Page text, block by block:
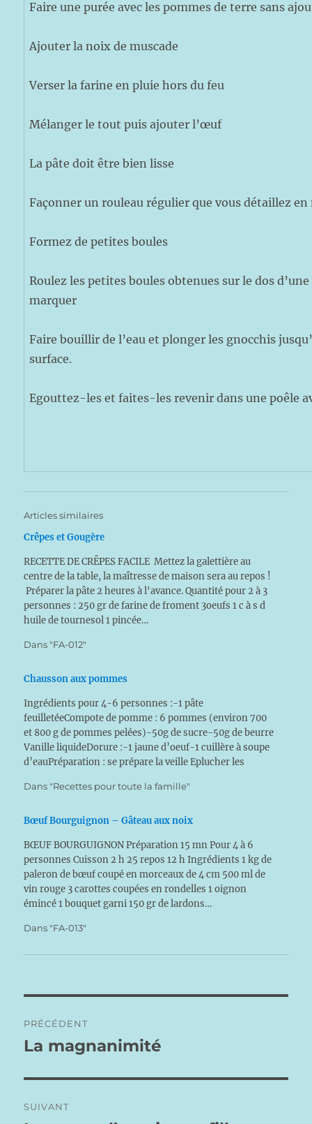
Faire une purée avec les pommes de terre sans
Ajouter la noix de muscade
Verser la farine en pluie hors du feu
Mélanger le tout puis ajouter l’œuf
La pâte doit être bien lisse
Façonner un rouleau régulier que vous détaillez
Formez de petites boules
Roulez les petites boules obtenues sur le dos
marquer
Faire bouillir de l’eau et plonger les gnocchis
surface.
Egouttez-les et faites-les revenir dans une poêle
Articles similaires
Crêpes et Gougère
RECETTE DE CRÊPES FACILE Mettez la galettière au
centre de la table, la maîtresse de maison sera au repos !
Préparer la pâte 2 heures à l'avance. Quantité pour 2 à 3
personnes : 250 gr de farine de froment 3oeufs 1 c à s d
huile de tournesol 1 pincée…
Dans "FA-012"
Chausson aux pommes
Ingrédients pour 4-6 personnes :-1 pâte
feuilletéeCompote de pomme : 6 pommes (environ 700
et 800 g de pommes pelées)-50g de sucre-50g de beurre
Vanille liquideDorure :-1 jaune d’oeuf-1 cuillère à soupe
d’eauPréparation : se prépare la veille Eplucher les
dans une…
Dans "Recettes pour toute la famille"
Bœuf Bourguignon – Gâteau aux noix
BŒUF BOURGUIGNON Préparation 15 mn Pour 4 à 6
personnes Cuisson 2 h 25 repos 12 h Ingrédients 1 kg de
paleron de bœuf coupé en morceaux de 4 cm 500 ml de
vin rouge 3 carottes coupées en rondelles 1 oignon
émincé 1 bouquet garni 150 gr de lardons…
Dans "FA-013"
de
PRÉCÉDENT
Publication
La magnanimité
SUIVANT